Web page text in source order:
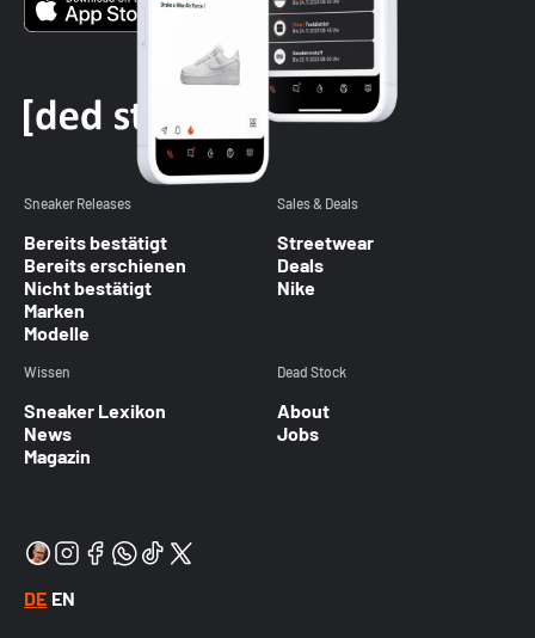
Sneaker Releases
Bereits bestätigt
Bereits erschienen
Nicht bestätigt
Marken
Modelle
Sales & Deals
Streetwear
Deals
Nike
Wissen
Sneaker Lexikon
News
Magazin
Dead Stock
About
Jobs
DE EN